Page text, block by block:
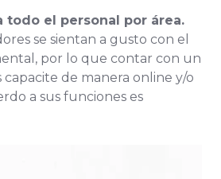
todo el personal por área.
se sientan a gusto con el
por lo que contar con un
de manera online y/o
a sus funciones es